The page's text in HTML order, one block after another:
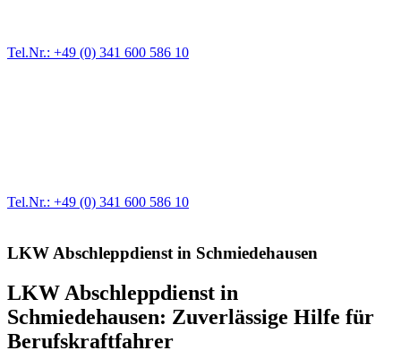
Tel.Nr.: +49 (0) 341 600 586 10
Tel.Nr.: +49 (0) 341 600 586 10
LKW Abschleppdienst in Schmiedehausen
LKW Abschleppdienst in
Schmiedehausen: Zuverlässige Hilfe für
Berufskraftfahrer